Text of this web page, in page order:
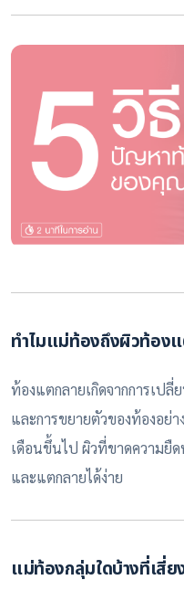
ทำไมแม่ท้องถึงผิวท้อง
ท้องแตกลายเกิดจากการเป
และการขยายตัวของท้องอย่า
เดือนขึ้นไป ผิวที่ขาดความยื
และแตกลายได้ง่าย
แม่ท้องกลุ่มใดบ้างที่เสี่